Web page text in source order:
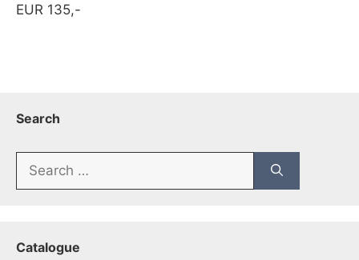
EUR 135,-
Search
Search
Catalogue